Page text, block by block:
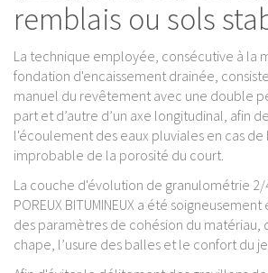
remblais ou sols
La technique employée, consécutive à la
fondation d'encaissement drainée,
manuel du revêtement avec une double
part et d’autre d’un axe longitudinal, afin
l'écoulement des eaux pluviales en cas
improbable de la porosité du court.
La couche d'évolution de granulométrie 2/
POREUX BITUMINEUX a été
des paramètres de cohésion du matériau,
chape, l’usure des balles et le confort du